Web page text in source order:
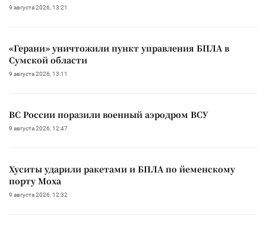
9 августа 2026, 13:21
«Герани» уничтожили пункт управления БПЛА в
Сумской области
9 августа 2026, 13:11
ВС России поразили военный аэродром ВСУ
9 августа 2026, 12:47
Хуситы ударили ракетами и БПЛА по йеменскому
порту Моха
9 августа 2026, 12:32